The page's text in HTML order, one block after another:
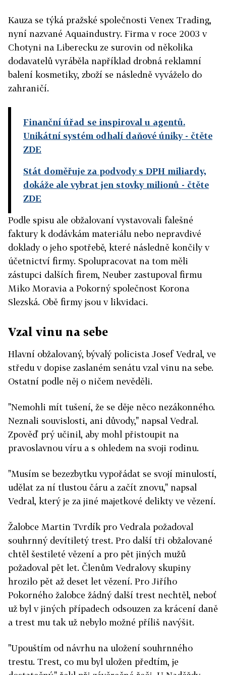
Kauza se týká pražské společnosti Venex Trading,
nyní nazvané Aquaindustry. Firma v roce 2003 v
Chotyni na Liberecku ze surovin od několika
dodavatelů vyráběla například drobná reklamní
balení kosmetiky, zboží se následně vyváželo do
zahraničí.
Finanční úřad se inspiroval u agentů.
Unikátní systém odhalí daňové úniky- čtěte
ZDE
Stát doměřuje za podvody s DPH miliardy,
dokáže ale vybrat jen stovky milionů - čtěte
ZDE
Podle spisu ale obžalovaní vystavovali falešné
faktury k dodávkám materiálu nebo nepravdivé
doklady o jeho spotřebě, které následně končily v
účetnictví firmy. Spolupracovat na tom měli
zástupci dalších firem, Neuber zastupoval firmu
Miko Moravia a Pokorný společnost Korona
Slezská. Obě firmy jsou v likvidaci.
Vzal vinu na sebe
Hlavní obžalovaný, bývalý policista Josef Vedral, ve
středu v dopise zaslaném senátu vzal vinu na sebe.
Ostatní podle něj o ničem nevěděli.
"Nemohli mít tušení, že se děje něco nezákonného.
Neznali souvislosti, ani důvody," napsal Vedral.
Zpověď prý učinil, aby mohl přistoupit na
pravoslavnou víru a s ohledem na svoji rodinu.
"Musím se bezezbytku vypořádat se svojí minulostí,
udělat za ní tlustou čáru a začít znovu," napsal
Vedral, který je za jiné majetkové delikty ve vězení.
Žalobce Martin Tvrdík pro Vedrala požadoval
souhrnný devítiletý trest. Pro další tři obžalované
chtěl šestileté vězení a pro pět jiných mužů
požadoval pět let. Členům Vedralovy skupiny
hrozilo pět až deset let vězení. Pro Jiřího
Pokorného žalobce žádný další trest nechtěl, neboť
už byl v jiných případech odsouzen za krácení daně
a trest mu tak už nebylo možné příliš navýšit.
"Upouštím od návrhu na uložení souhrnného
trestu. Trest, co mu byl uložen předtím, je